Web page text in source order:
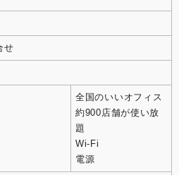
せ
全国のいいオフィス
約900店舗が使い放
題
Wi-Fi
電源